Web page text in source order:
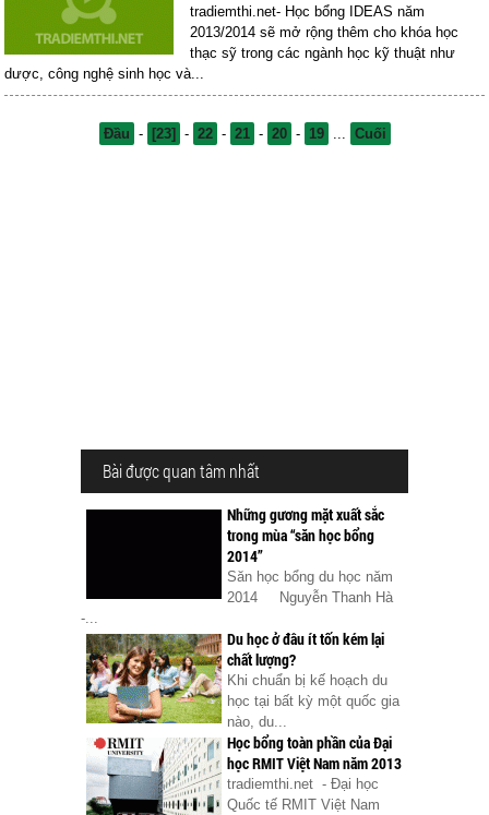
tradiemthi.net- Học bổng IDEAS năm
2013/2014 sẽ mở rộng thêm cho khóa học
thạc sỹ trong các ngành học kỹ thuật như
dược, công nghệ sinh học và...
Đầu - [23] - 22 - 21 - 20 - 19 Cuối
Bài được quan tâm nhất
Những gương mặt xuất sắc
trong mùa “săn học bổng
2014”
Săn học bổng du học năm
2014 Nguyễn Thanh Hà
-...
Du học ở đâu ít tốn kém lại
chất lượng?
Khi chuẩn bị kế hoạch du
học tại bất kỳ một quốc gia
nào, du...
Học bổng toàn phần của Đại
học RMIT Việt Nam năm 2013
tradiemthi.net - Đại học
Quốc tế RMIT Việt Nam